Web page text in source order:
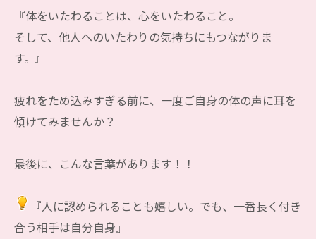
『体をいたわることは、心をいたわること。
そして、他人へのいたわりの気持ちにもつながりま
す。』
疲れをため込みすぎる前に、一度ご自身の体の声に耳を
傾けてみませんか？
最後に、こんな言葉があります！！
『人に認められることも嬉しい。でも、一番長く付き
合う相手は自分自身』